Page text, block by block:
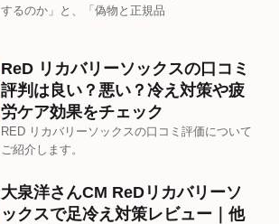
するのか」と、「偽物と正規品
ReD リカバリーソックスの口コミ
評判は良い？悪い？冷え対策や疲
労ケア効果をチェック
RED リカバリーソックスの口コミ評価について
ご紹介します。
大泉洋さんCM ReDリカバリーソ
ックスで足冷え対策レビュー｜他